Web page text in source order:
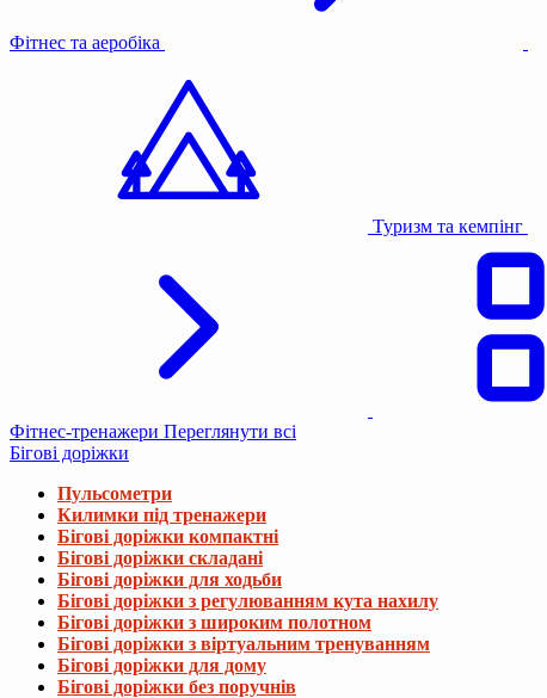
Фітнес та аеробіка
Туризм та кемпінг
Фітнес-тренажери Переглянути всі
Бігові доріжки
Пульсометри
Килимки під тренажери
Бігові доріжки компактні
Бігові доріжки складані
Бігові доріжки для ходьби
Бігові доріжки з регулюванням кута нахилу
Бігові доріжки з широким полотном
Бігові доріжки з віртуальним тренуванням
Бігові доріжки для дому
Бігові доріжки без поручнів